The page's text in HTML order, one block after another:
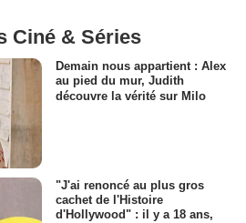
Ciné & Séries
Demain nous appartient : Alex
au pied du mur, Judith
découvre la vérité sur Milo
"J'ai renoncé au plus gros
cachet de l'Histoire
d'Hollywood" : il y a 18 ans,